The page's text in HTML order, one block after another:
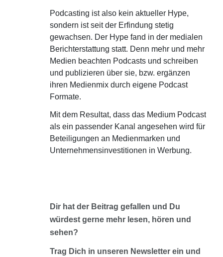
Podcasting ist also kein aktueller Hype,
sondern ist seit der Erfindung stetig
gewachsen. Der Hype fand in der medialen
Berichterstattung statt. Denn mehr und mehr
Medien beachten Podcasts und schreiben
und publizieren über sie, bzw. ergänzen
ihren Medienmix durch eigene Podcast
Formate.
Mit dem Resultat, dass das Medium Podcast
als ein passender Kanal angesehen wird für
Beteiligungen an Medienmarken und
Unternehmensinvestitionen in Werbung.
Dir hat der Beitrag gefallen und Du
würdest gerne mehr lesen, hören und
sehen?
Trag Dich in unseren Newsletter ein und